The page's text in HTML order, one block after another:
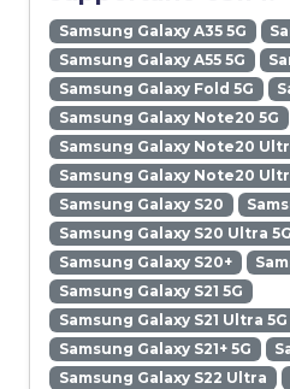
Samsung Galaxy A35 5G
Samsung Galaxy A55 5G
Samsung Galaxy Fold 5G
Samsung Galaxy Note20 5G
Samsung Galaxy Note20
Samsung Galaxy Note20
Samsung Galaxy S20
Samsung Galaxy S20 Ultra 5G
Samsung Galaxy S20+
Samsung Galaxy S21 5G
Samsung Galaxy S21 Ultra 5G
Samsung Galaxy S21+ 5G
Samsung Galaxy S22 Ultra